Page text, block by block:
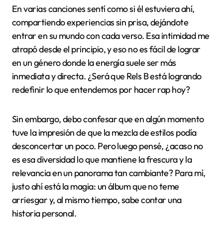
En varias canciones sentí como si él estuviera ahí,
compartiendo experiencias sin prisa, dejándote
entrar en su mundo con cada verso. Esa intimidad me
atrapó desde el principio, y eso no es fácil de lograr
en un género donde la energía suele ser más
inmediata y directa. ¿Será que Rels B está logrando
redefinir lo que entendemos por hacer rap hoy?
Sin embargo, debo confesar que en algún momento
tuve la impresión de que la mezcla de estilos podía
desconcertar un poco. Pero luego pensé, ¿acaso no
es esa diversidad lo que mantiene la frescura y la
relevancia en un panorama tan cambiante? Para mí,
justo ahí está la magia: un álbum que no teme
arriesgar y, al mismo tiempo, sabe contar una
historia personal.